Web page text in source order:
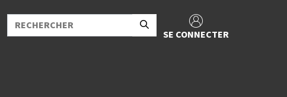
SE CONNECTER